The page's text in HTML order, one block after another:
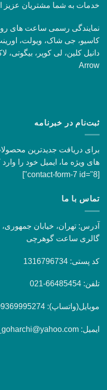
خدمات به شما مشتریان
نمایندگی رسمی ساعت های
کاسیو، جی شاک، ویولت،
دانیل کلین، لی کوپر،
Arrow
ثبت‌نام در خبرنامه
برای دریافت جدیدترین
های ویژه ما، ایمیل خود را وارد
[contact-form-7 id="8"]
تماس با ما
گالری ساعت گوهرچی
کد پستی: 1316796734
تلفن: 66485454-021
موبایل(واتساپ): 09369995274
ایمیل: majid_goharchi@yahoo.com